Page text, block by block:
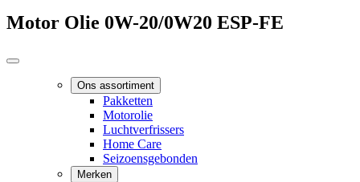
Motor Olie 0W-20/0W20 ESP-FE
Ons assortiment
Pakketten
Motorolie
Luchtverfrissers
Home Care
Seizoensgebonden
Merken